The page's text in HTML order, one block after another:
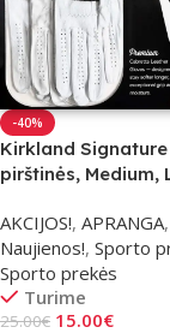
-40%
Kirkland
pirštinės, Medium,
AKCIJOS!, APRANGA,
Naujienos!, Sporto
Sporto prekės
Turime
25.00€ 15.00€